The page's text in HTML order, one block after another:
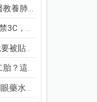
養肺...
，看...
貼「...
這8...
水納...